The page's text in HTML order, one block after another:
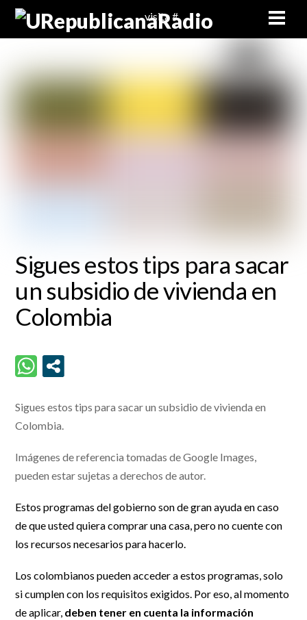
Skip
visita #
Sigues estos tips para sacar
un subsidio de vivienda en
Colombia
Sigues estos tips para sacar un subsidio de vivienda en
Colombia.
Imágenes de referencia tomadas de Google Images,
pueden estar sujetas a derechos de autor.
Estos programas del gobierno son de gran ayuda en caso
de que usted quiera comprar una casa, pero no cuente con
los recursos necesarios para hacerlo.
Los colombianos pueden acceder a estos programas, solo
si cumplen con los requisitos exigidos. Por eso, al momento
de aplicar, deben tener en cuenta la información